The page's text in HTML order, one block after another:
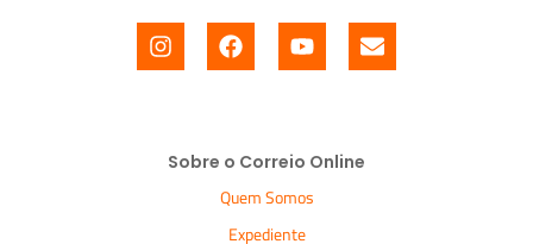
Sobre o Correio Online
Quem Somos
Expediente